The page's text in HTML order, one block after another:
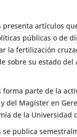
presenta artículos
públicas o de
la fertilización
sobre su estado
forma parte de la
del Magíster en
de la Universidad
se publica